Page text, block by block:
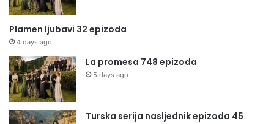
Plamen ljubavi 32 epizoda
4 days ago
La promesa 748 epizoda
5 days ago
Turska serija nasljednik epizoda 45